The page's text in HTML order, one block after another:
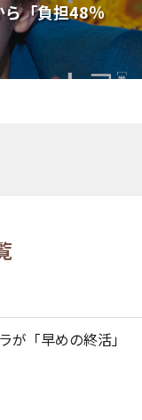
ら「負担48％
「早めの終活」